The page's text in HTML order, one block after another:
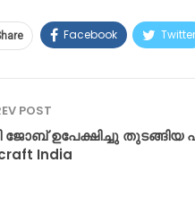
Facebook Twitter
POST
ഉപേക്ഷിച്ചു തുടങ്ങിയ
India